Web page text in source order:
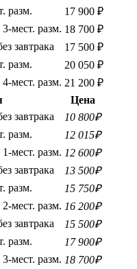
разм.
17 900 ₽
мест. разм. 18 700 ₽
завтрака
17 500 ₽
разм.
20 050 ₽
мест. разм. 21 200 ₽
Цена
завтрака
10 800₽
разм.
12 015₽
мест. разм. 12 600₽
завтрака
13 500₽
разм.
15 750₽
мест. разм. 16 200₽
завтрака
15 500₽
разм.
17 900₽
мест. разм. 18 700₽